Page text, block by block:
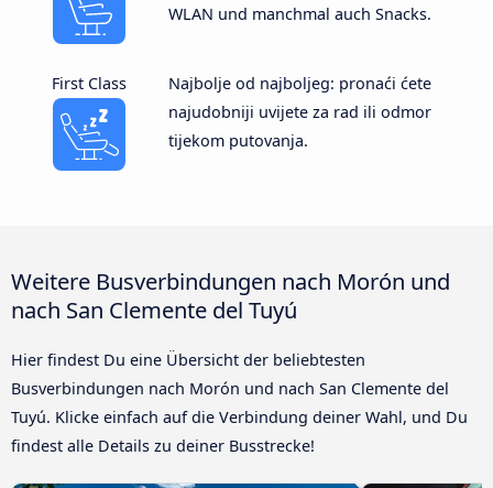
WLAN und manchmal auch Snacks.
First Class
Najbolje od najboljeg: pronaći ćete
najudobniji uvijete za rad ili odmor
tijekom putovanja.
Weitere Busverbindungen nach Morón und
nach San Clemente del Tuyú
Hier findest Du eine Übersicht der beliebtesten
Busverbindungen nach Morón und nach San Clemente del
Tuyú. Klicke einfach auf die Verbindung deiner Wahl, und Du
findest alle Details zu deiner Busstrecke!